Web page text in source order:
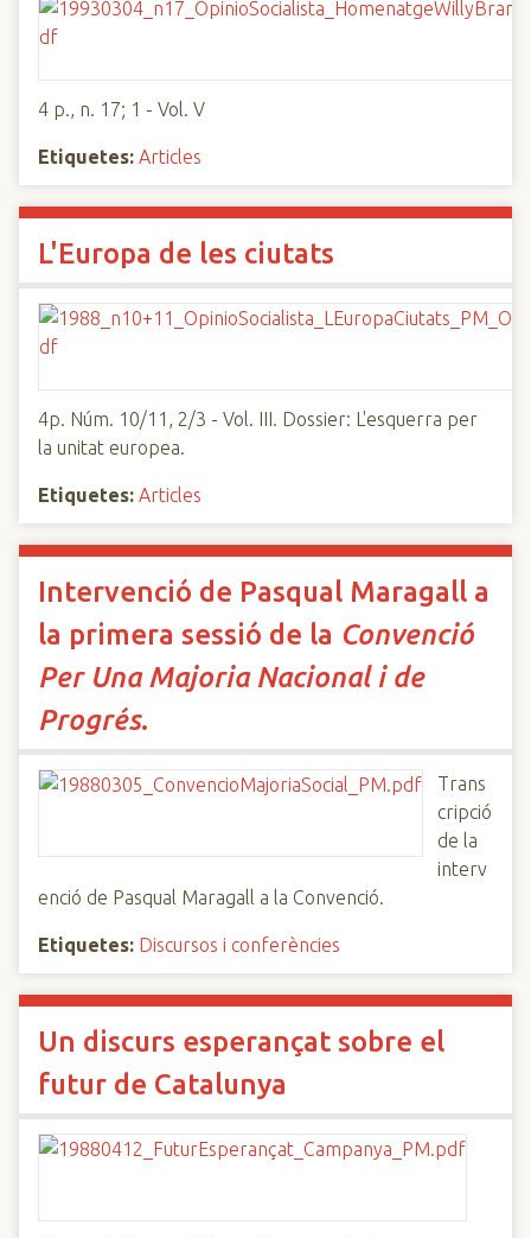
4 p., n. 17; 1 - Vol. V
Etiquetes: Articles
L'Europa de les ciutats
4p. Núm. 10/11, 2/3 - Vol. III. Dossier: L'esquerra per
la unitat europea.
Etiquetes: Articles
Intervenció de Pasqual Maragall a
la primera sessió de la Convenció
Per Una Majoria Nacional i de
Progrés.
Trans
cripció
de la
interv
enció de Pasqual Maragall a la Convenció.
Etiquetes: Discursos i conferències
Un discurs esperançat sobre el
futur de Catalunya